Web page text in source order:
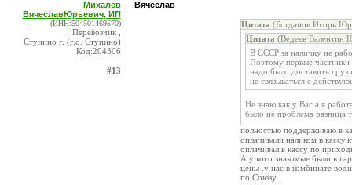
Михалёв
ВячеславЮрьевич, ИП
(ИНН:504501469570)
Перевозчик ,
Ступино г. (г.о. Ступино)
Код:204306
#13
Вячеслав
Цитата (Богданов Игорь
Цитата (Ведеев Валентин
В СССР за наличку не
Поэтому первые частники
надо было доставить
не связываться с
Не знаю как у Вас а я
было не проблема разница
полностью поддерживаю в
оплачивали наликом в
оплачивал в кассу по
А у кого знакомые были в
цены .у нас в комбинате
по Союзу .